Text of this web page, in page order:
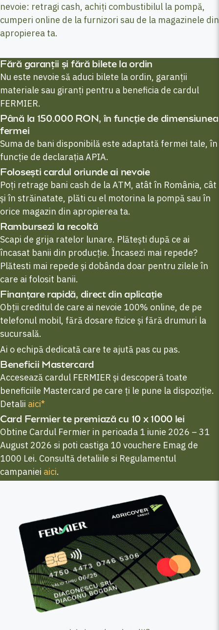
nevoie: retragi cash, achiți combustibilul la pompă,
cumperi online de la furnizori sau de la magazinele din
apropierea ta.
Fără garanții și fără bilete la ordin
Nu este nevoie să aduci bilete la ordin, garanții
materiale sau giranți pentru a beneficia de cardul
FERMIER.
Până la 150.000 RON, în funcție de dimensiunea
fermei
Suma de bani disponibilă este adaptată fermei tale, în
funcție de declarația APIA.
Folosești cardul oriunde ai nevoie
Poți retrage bani cash de la ATM, atât în România, cât
și în străinatate, plăti cu el motorina la pompă sau în
orice magazin din apropierea ta.
Rambursezi la recoltă
Scapi de grija ratelor lunare. Plătești după ce ai
încasat banii din producție. Încasezi mai repede?
Plătesti mai repede și dobânda doar pentru zilele în
care ai folosit banii.
Finanțare rapidă, direct din aplicație
Obții creditul de care ai nevoie 100% online, de pe
telefonul mobil, fără dosare fizice și fără drumuri la
sucursală.
Ai o echipă dedicată care te ajută pas cu pas.
Beneficii Mastercard
Accesează cardul FERMIER și descoperă toate
beneficiile Mastercard pe care ți le pune la dispoziție.
Detalii aici*
Card Fermier te premiază cu 10 x 1000 lei
Obtine Cardul Fermier in perioada 1 iunie 2026 – 31
August 2026 si poti castiga 10 vouchere Emag de
1000 Lei. Consultă detaliile si Regulamentul
campaniei aici.